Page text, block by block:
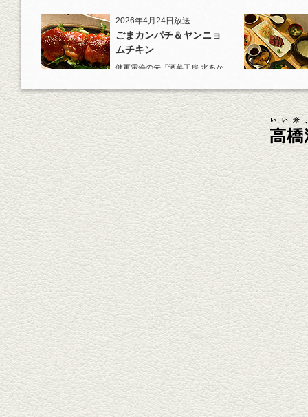
2026年4月24日放送
ごまカンパチ＆ヤンニョ
ムチキン
健軍電停の先『酒菜工房 水あか
杯！まずは『ごまカンパチ』を
肴に。
2026年4月3日放送
元祖 鶏焼売＆牛テールの
土鍋めし
健軍電停そば『湯気立つ料理』
が名物の『yuge(ゆげ)』へ。
『白岳』を使った『旨み緑茶
割』で乾杯！
2026年3月13日放送
焼鳥おまかせ８本
健軍自衛隊通り『焼鳥 菖蒲谷』
で最高級の焼鳥を味わう。『銀
しろ...
2026年2月20日放送
1000円で飲めますｾｯﾄ＆
至福のﾊﾑｶﾂ など
東区の健軍電停のそば『居酒屋
食堂いしばしさん家』は、賑や
かでお...
2026年1月30日放送
焼き餃子＆海老チリ
栄通りの路地奥、隠れ家的な店